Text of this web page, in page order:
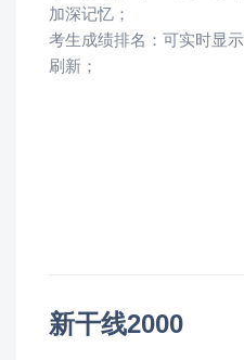
加深记忆；
考生成绩排名：可实时显
刷新；
新干线2000